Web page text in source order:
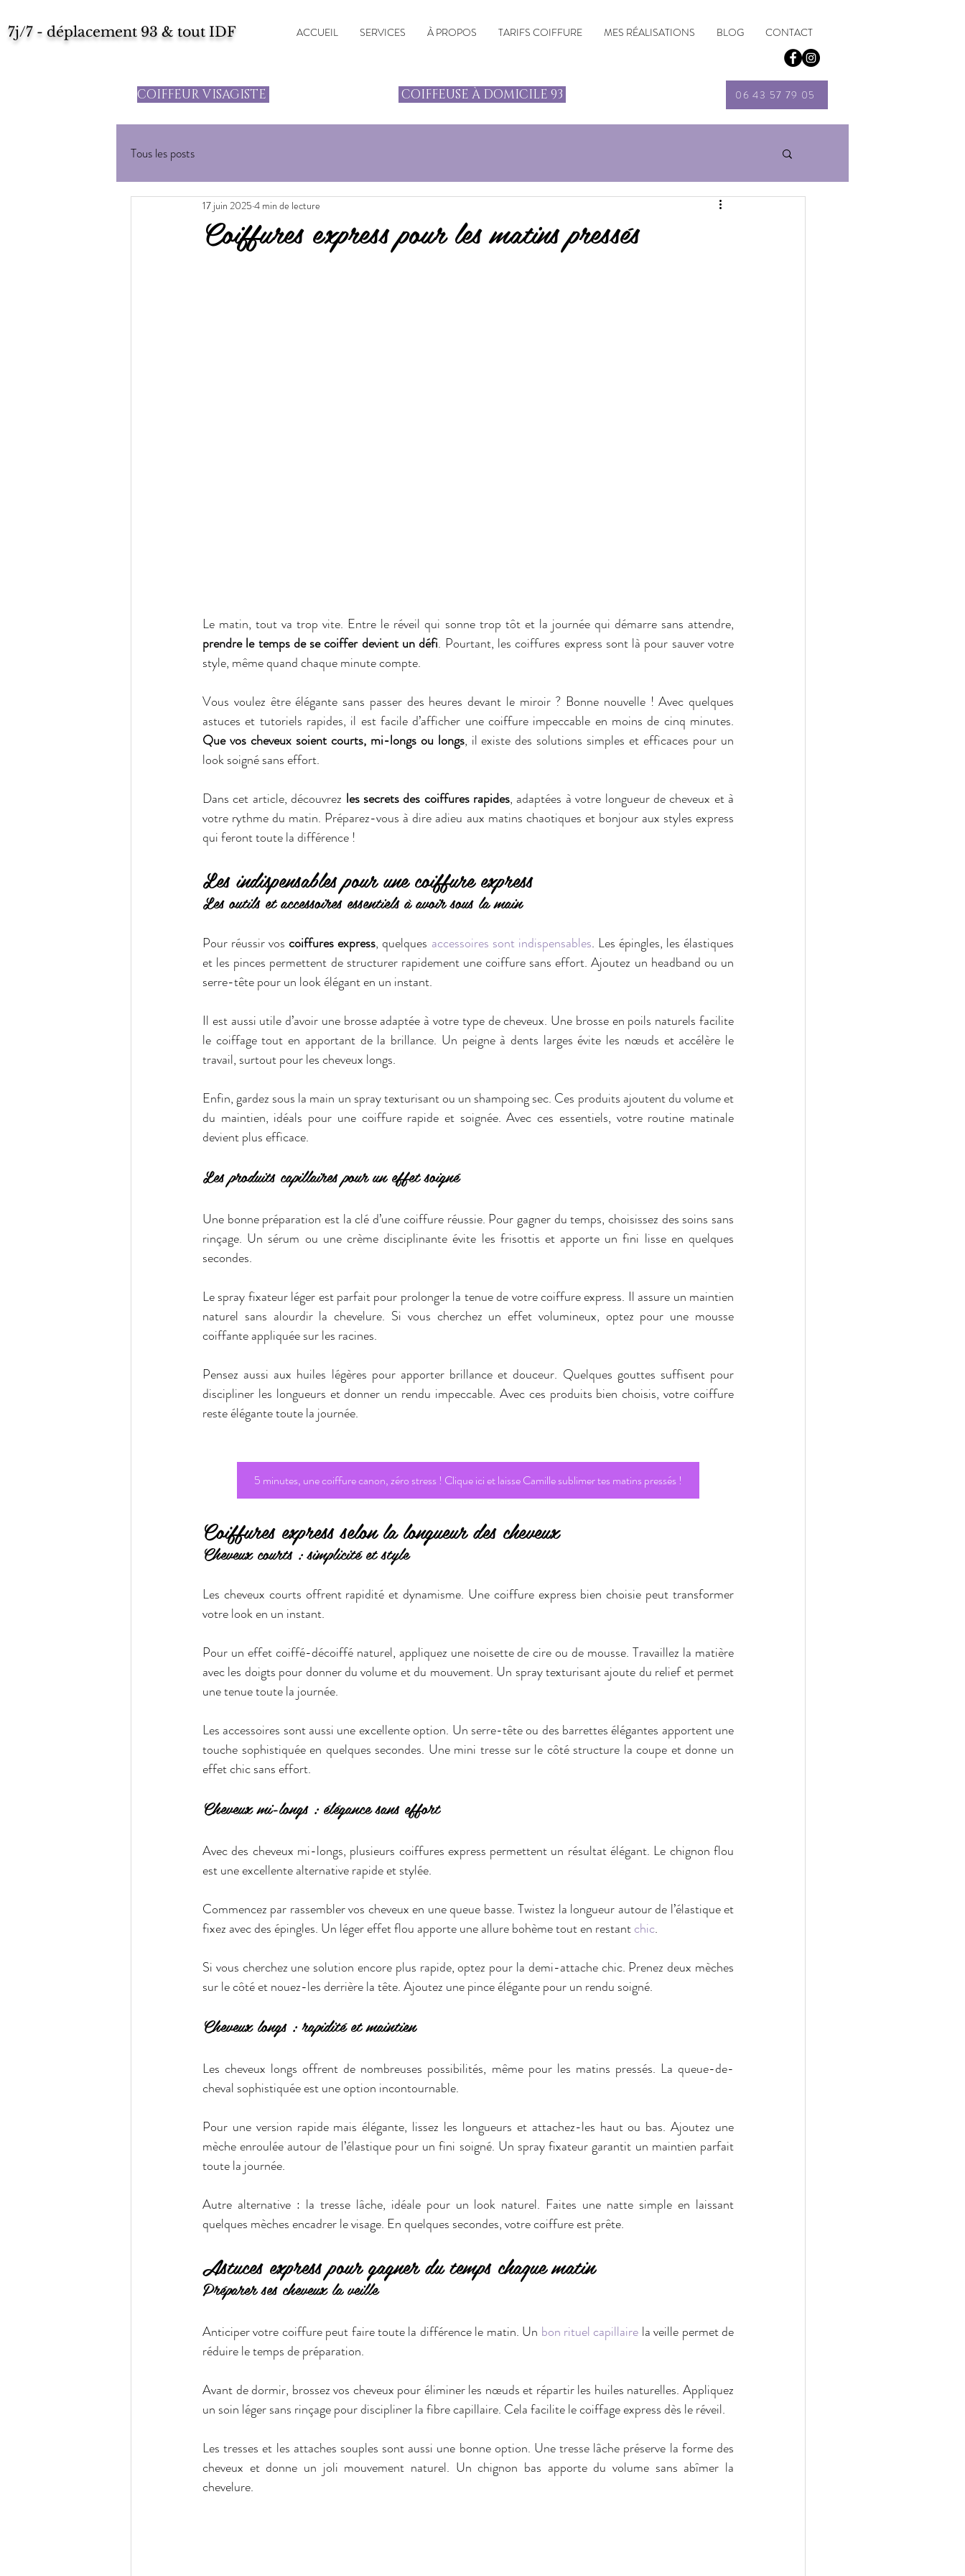
7j/7 - déplacement 93 & tout IDF ACCUEIL SERVICES À PROPOS TARIFS COIFFURE MES RÉALISATIONS BLOG CONTACT
COIFFEUR VISAGISTE COIFFEUSE À DOMICILE 93 06 43 57 79 05
Tous les posts
Coiffures express pour les matins pressés
17 juin 2025 4 min de lecture
prendre le temps de se coiffer devient un défi. Pourtant, les coiffures express sont là pour sauver votre
style, même quand chaque minute compte.
Vous voulez être élégante sans passer des heures devant le miroir ? Bonne nouvelle ! Avec quelques
Que vos cheveux soient courts, mi-longs ou longs, il existe des solutions simples et efficaces pour un
look soigné sans effort.
Dans cet article, découvrez les secrets des coiffures rapides, adaptées à votre longueur de cheveux et à
votre rythme du matin. Préparez-vous à dire adieu aux matins chaotiques et bonjour aux styles express
qui feront toute la différence !
Les indispensables pour une coiffure express
Les outils et accessoires essentiels à avoir sous la main
Pour réussir vos coiffures express, quelques accessoires sont indispensables. Les épingles, les élastiques
et les pinces permettent de structurer rapidement une coiffure sans effort. Ajoutez un headband ou un
serre-tête pour un look élégant en un instant.
Il est aussi utile d’avoir une brosse adaptée à votre type de cheveux. Une brosse en poils naturels facilite
le coiffage tout en apportant de la brillance. Un peigne à dents larges évite les nœuds et accélère le
travail, surtout pour les cheveux longs.
Enfin, gardez sous la main un spray texturisant ou un shampoing sec. Ces produits ajoutent du volume et
du maintien, idéals pour une coiffure rapide et soignée. Avec ces essentiels, votre routine matinale
devient plus efficace.
Les produits capillaires pour un effet soigné
Une bonne préparation est la clé d’une coiffure réussie. Pour gagner du temps, choisissez des soins sans
rinçage. Un sérum ou une crème disciplinante évite les frisottis et apporte un fini lisse en quelques
secondes.
Le spray fixateur léger est parfait pour prolonger la tenue de votre coiffure express. Il assure un maintien
naturel sans alourdir la chevelure. Si vous cherchez un effet volumineux, optez pour une mousse
coiffante appliquée sur les racines.
Pensez aussi aux huiles légères pour apporter brillance et douceur. Quelques gouttes suffisent pour
discipliner les longueurs et donner un rendu impeccable. Avec ces produits bien choisis, votre coiffure
reste élégante toute la journée.
5 minutes, une coiffure canon, zéro stress ! Clique ici et laisse Camille sublimer tes matins pressés !
Coiffures express selon la longueur des cheveux
Cheveux courts : simplicité et style
Les cheveux courts offrent rapidité et dynamisme. Une coiffure express bien choisie peut transformer
votre look en un instant.
Pour un effet coiffé-décoiffé naturel, appliquez une noisette de cire ou de mousse. Travaillez la matière
avec les doigts pour donner du volume et du mouvement. Un spray texturisant ajoute du relief et permet
une tenue toute la journée.
Les accessoires sont aussi une excellente option. Un serre-tête ou des barrettes élégantes apportent une
touche sophistiquée en quelques secondes. Une mini tresse sur le côté structure la coupe et donne un
effet chic sans effort.
Cheveux mi-longs : élégance sans effort
Avec des cheveux mi-longs, plusieurs coiffures express permettent un résultat élégant. Le chignon flou
est une excellente alternative rapide et stylée.
Commencez par rassembler vos cheveux en une queue basse. Twistez la longueur autour de l’élastique et
fixez avec des épingles. Un léger effet flou apporte une allure bohème tout en restant chic.
Si vous cherchez une solution encore plus rapide, optez pour la demi-attache chic. Prenez deux mèches
sur le côté et nouez-les derrière la tête. Ajoutez une pince élégante pour un rendu soigné.
Cheveux longs : rapidité et maintien
Les cheveux longs offrent de nombreuses possibilités, même pour les matins pressés. La queue-de-
cheval sophistiquée est une option incontournable.
Pour une version rapide mais élégante, lissez les longueurs et attachez-les haut ou bas. Ajoutez une
mèche enroulée autour de l’élastique pour un fini soigné. Un spray fixateur garantit un maintien parfait
toute la journée.
Autre alternative : la tresse lâche, idéale pour un look naturel. Faites une natte simple en laissant
quelques mèches encadrer le visage. En quelques secondes, votre coiffure est prête.
Astuces express pour gagner du temps chaque matin
Préparer ses cheveux la veille
Anticiper votre coiffure peut faire toute la différence le matin. Un bon rituel capillaire la veille permet de
réduire le temps de préparation.
Avant de dormir, brossez vos cheveux pour éliminer les nœuds et répartir les huiles naturelles. Appliquez
un soin léger sans rinçage pour discipliner la fibre capillaire. Cela facilite le coiffage express dès le réveil.
Les tresses et les attaches souples sont aussi une bonne option. Une tresse lâche préserve la forme des
cheveux et donne un joli mouvement naturel. Un chignon bas apporte du volume sans abîmer la
chevelure.